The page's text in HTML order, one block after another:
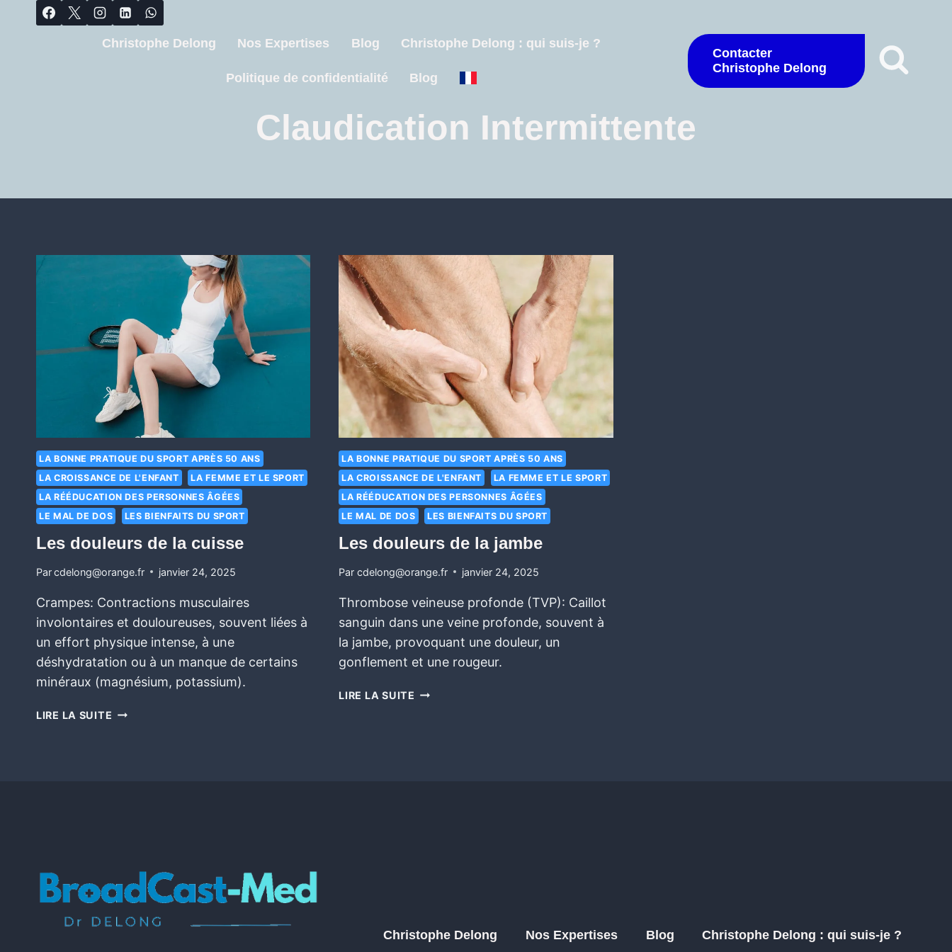
Christophe Delong Nos Expertises Blog Christophe Delong : qui suis-je ?
Politique de confidentialité Blog
Contacter
Christophe Delong
Claudication Intermittente
LA BONNE PRATIQUE DU SPORT APRÈS 50 ANS
LA CROISSANCE DE L'ENFANT
LA FEMME ET LE SPORT
LA RÉÉDUCATION DES PERSONNES ÂGÉES
LE MAL DE DOS
LES BIENFAITS DU SPORT
Les douleurs de la cuisse
Parcdelong@orange.fr janvier 24, 2025
Crampes: Contractions musculaires
involontaires et douloureuses, souvent liées à
un effort physique intense, à une
déshydratation ou à un manque de certains
minéraux (magnésium, potassium).
LIRE LA SUITE
LA BONNE PRATIQUE DU SPORT APRÈS 50 ANS
LA CROISSANCE DE L'ENFANT
LA FEMME ET LE SPORT
LA RÉÉDUCATION DES PERSONNES ÂGÉES
LE MAL DE DOS
LES BIENFAITS DU SPORT
Les douleurs de la jambe
Par cdelong@orange.fr janvier 24, 2025
Thrombose veineuse profonde (TVP): Caillot
sanguin dans une veine profonde, souvent à
la jambe, provoquant une douleur, un
gonflement et une rougeur.
LIRE LA SUITE
Christophe Delong Nos Expertises Blog Christophe Delong : qui suis-je ?